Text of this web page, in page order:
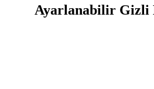
Ayarlanabilir Gizli